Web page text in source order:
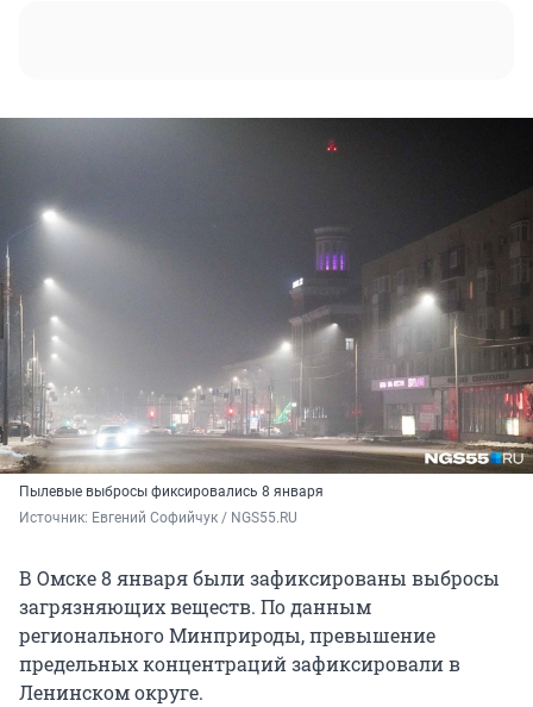
Пылевые выбросы фиксировались 8 января
Источник: Евгений Софийчук / NGS55.RU
В Омске 8 января были зафиксированы выбросы
загрязняющих веществ. По данным
регионального Минприроды, превышение
предельных концентраций зафиксировали в
Ленинском округе.